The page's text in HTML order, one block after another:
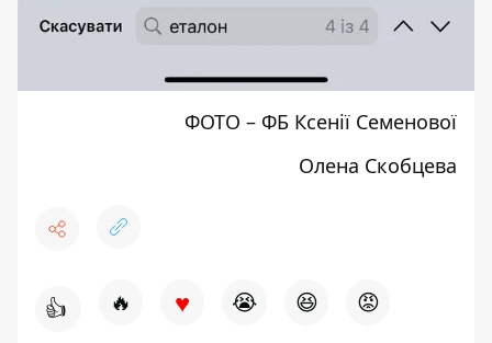
ФОТО – ФБ Ксенії Семенової
Олена Скобцева
👍 🔥 ♥ 😭 😆 😡